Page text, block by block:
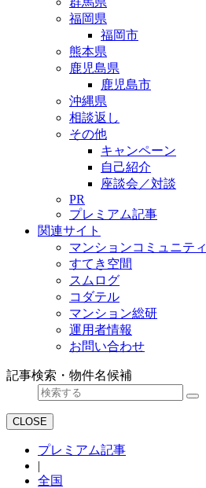
福岡県
福岡市
熊本県
鹿児島県
鹿児島市
沖縄県
相談返し
その他
キャンペーン
自己紹介
座談会／対談
PR
プレミアム記事
関連サイト
マンションコミュニティ
すてき空間
スムログ
コダテル
マンション総研
運用者情報
お問い合わせ
記事検索・物件名候補
CLOSE
プレミアム記事
|
全国